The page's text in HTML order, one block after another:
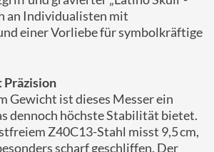
an Individualisten mit
einer Vorliebe für symbolkräftige
Gewicht ist dieses Messer ein
dennoch höchste Stabilität bietet.
Z40C13-Stahl misst 9,5 cm,
scharf geschliffen. Der